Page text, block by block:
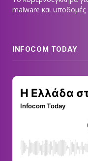
malware και υποδομές
INFOCOM TODAY